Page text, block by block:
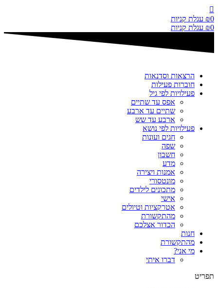
דלג
לתוכן
₪0
עגלת קניות
₪0 עגלת קניות
הרצאות וסדנאות
חוברות פעילות
פעילויות לפי גיל
אפס עד שתיים
שתיים עד ארבע
ארבע עד שש
פעילויות לפי נושא
חגים ועונות
שפה
חשבון
מדע
אמנות ויצירה
מונטסורי
מתכונים לילדים
אישי
אטרקציות וטיולים
מהתקשורת
הכדור אצלכם
חנות
מהתקשורת
מי אני?
דברו איתי
תפריט